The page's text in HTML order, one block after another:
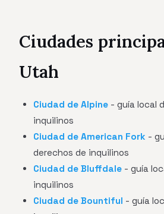
Ciudades
Utah
Ciudad de Alpine - guía local
inquilinos
Ciudad de American Fork -
derechos de inquilinos
Ciudad de Bluffdale - guía
inquilinos
Ciudad de Bountiful - guía